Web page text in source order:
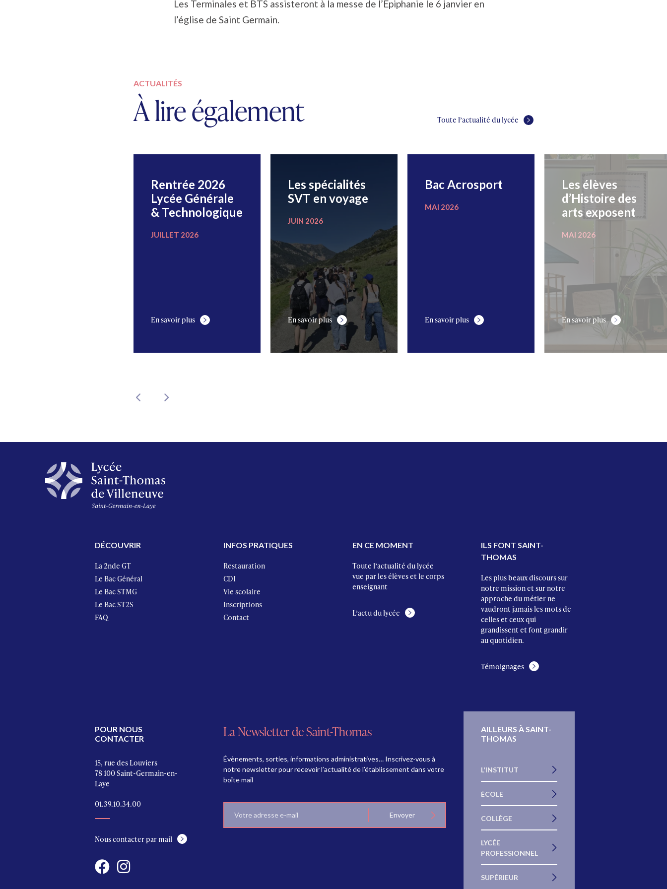
Les Terminales et BTS assisteront à la messe de l’Epiphanie le 6 janvier en
l’église de Saint Germain.
ACTUALITÉS
À lire également Toute l’actualité du lycée
Rentrée 2026
Lycée Générale
& Technologique
JUILLET 2026
En savoir plus
Les spécialités
SVT en voyage
JUIN 2026
En savoir plus
Bac Acrosport
MAI 2026
En savoir plus
Les élèves
d’Histoire des
arts exposent
MAI 2026
En savoir plus
DÉCOUVRIR
La 2nde GT
Le Bac Général
Le Bac STMG
Le Bac ST2S
FAQ
INFOS PRATIQUES
Restauration
CDI
Vie scolaire
Inscriptions
Contact
EN CE MOMENT
Toute l’actualité du lycée
vue par les élèves et le corps
enseignant
L’actu du lycée
ILS FONT SAINT-
THOMAS
Les plus beaux discours sur
notre mission et sur notre
approche du métier ne
vaudront jamais les mots de
celles et ceux qui
grandissent et font grandir
au quotidien.
Témoignages
POUR NOUS
CONTACTER
15, rue des Louviers
78 100 Saint-Germain-en-
Laye
01.39.10.34.00
Nous contacter par mail
La Newsletter de Saint-Thomas
Évènements, sorties, informations administratives… Inscrivez-vous à
notre newsletter pour recevoir l’actualité de l’établissement dans votre
boîte mail
mail
Envoyer
AILLEURS À SAINT-
THOMAS
L'INSTITUT
ÉCOLE
COLLÈGE
LYCÉE
PROFESSIONNEL
SUPÉRIEUR